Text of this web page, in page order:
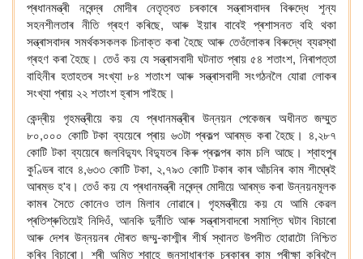
প্ৰধানমন্ত্ৰী
নৰেন্দ্ৰ মোদীৰ নেতৃত্বত চৰকাৰে সন্ত্ৰাসবাদৰ বিৰুদ্ধে শূন্য
সহনশীলতাৰ
নীতি গ্ৰহণ কৰিছে,আৰু ইয়াৰ বাবেই প্ৰশাসনত বহি
থকা
সন্ত্ৰাসবাদৰ সমৰ্থকসকলক চিনাক্ত কৰা হৈছে আৰু তেওঁলোকৰ বিৰুদ্ধে ব্যৱস্থা
গ্ৰহণ কৰা হৈছে। তেওঁ কয় যে সন্ত্ৰাসবাদী ঘটনাত প্ৰায় ৫৪ শতাংশ,নিৰাপত্তা
বাহিনীৰ হতাহতৰ সংখ্যা ৮৪ শতাংশ আৰু সন্ত্ৰাসবাদী সংগঠনলৈ যোৱা লোকৰ
সংখ্যা প্ৰায় ২২ শতাংশ হ্ৰাস পাইছে।
কেন্দ্ৰীয়
গৃহমন্ত্ৰীয়ে কয় যে প্ৰধানমন্ত্ৰীৰ উন্নয়ন পেকেজৰ অধীনত জম্মুত
৮০,০০০ কোটি টকা ব্যয়েৰে প্ৰায় ৬৩টা প্ৰকল্প আৰম্ভ কৰা হৈছে। ৪,২৮৭
কোটি টকা ব্যয়েৰে জলবিদ্যুৎ বিদ্যুতৰ কিৰু প্ৰকল্পৰ কাম চলি আছে। শ্বাহপুৰ
কুণ্ডিৰ বাবে ৪,৬৩৩ কোটি টকা, ২,৭৯৩ কোটি টকাৰ কাৰ আঁচনিৰ কাম শীঘ্ৰেই
আৰম্ভ হ'ব। তেওঁ কয় যে প্ৰধানমন্ত্ৰী নৰেন্দ্ৰ মোদীয়ে আৰম্ভ কৰা উন্নয়নমূলক
কামৰ সৈতে কোনেও তাল মিলাব নোৱাৰে। গৃহমন্ত্ৰীয়ে কয় যে আমি কেৱল
প্ৰতিশ্ৰুতিয়েই নিদিওঁ, আনকি দুৰ্নীতি আৰু সন্ত্ৰাসবাদৰো সমাপ্তি ঘটাব বিচাৰো
আৰু দেশৰ উন্নয়নৰ দৌৰত জম্মু-কাশ্মীৰ শীৰ্ষ স্থানত উপনীত হোৱাটো নিশ্চিত
কৰিব বিচাৰো। শ্ৰী অমিত শ্বাহে জনসাধাৰণক চৰকাৰৰ কাম পৰীক্ষা কৰিবলৈ